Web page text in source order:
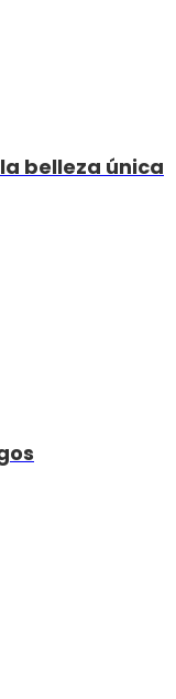
belleza única